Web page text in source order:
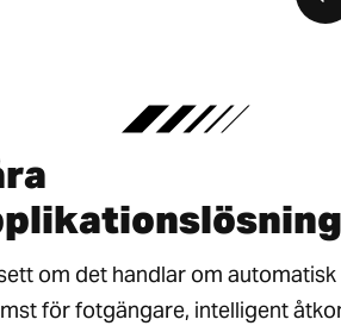
om det handlar om automatisk
för fotgängare, intelligent